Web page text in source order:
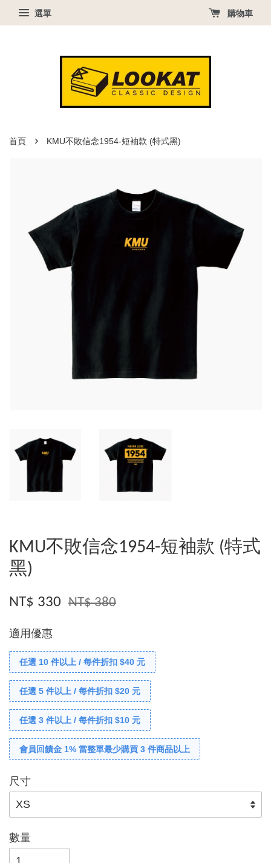
選單 購物車
首頁 › KMU不敗信念1954-短袖款 (特式黑)
KMU不敗信念1954-短袖款 (特式
黑)
NT$ 330 NT$ 380
適用優惠
任選 10 件以上 / 每件折扣 $40 元
任選 5 件以上 / 每件折扣 $20 元
任選 3 件以上 / 每件折扣 $10 元
會員回饋金 1% 當整單最少購買 3 件商品以上
尺寸
數量